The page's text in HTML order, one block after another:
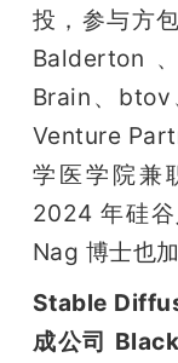
投，参与方
Balderton
Brain、
Venture
学医学院兼
2024 年硅
Nag 博士也
Stable
成公司